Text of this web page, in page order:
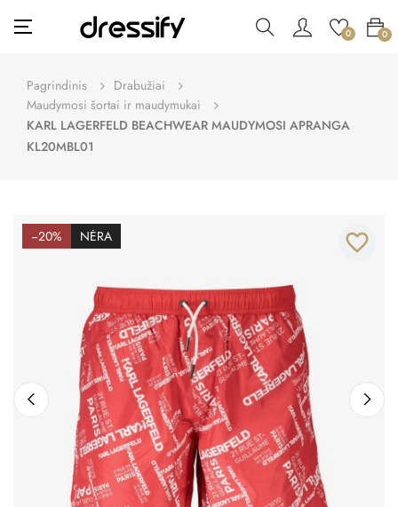
Toggle
navigation
☰ 0 0
Pagrindinis
Drabužiai
Maudymosi šortai ir maudymukai
KARL LAGERFELD BEACHWEAR MAUDYMOSI APRANGA
KL20MBL01
−20% NĖRA favorite_border